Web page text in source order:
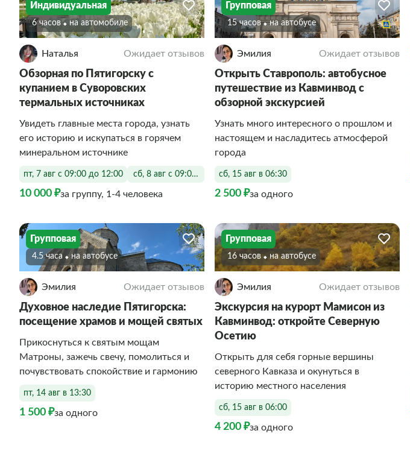
Индивидуальная
6 часов На автомобиле
Наталья Ожидает отзывов
Обзорная по Пятигорску с
купанием в Суворовских
термальных источниках
Увидеть главные места города, узнать
его историю и искупаться в горячем
минеральном источнике
пт, 7 авг с 09:00 до 12:00 сб, 8 авг с 09:00 до 12:00
10 000 ₽за группу, 1-4 человека
Групповая
15 часов На автобусе
Эмилия Ожидает отзывов
Открыть Ставрополь: автобусное
путешествие из Кавминвод с
обзорной экскурсией
Узнать много интересного о прошлом и
настоящем и насладитесь атмосферой
города
сб, 15 авг в 06:30
2 500 ₽за одного
Групповая
4.5 часа На автобусе
Эмилия Ожидает отзывов
Духовное наследие Пятигорска:
посещение храмов и мощей святых
Прикоснуться к святым мощам
Матроны, зажечь свечу, помолиться и
почувствовать спокойствие и гармонию
пт, 14 авг в 13:30
1 500 ₽за одного
Групповая
16 часов На автобусе
Эмилия Ожидает отзывов
Экскурсия на курорт Мамисон из
Кавминвод: откройте Северную
Осетию
Открыть для себя горные вершины
северного Кавказа и окунуться в
историю местного населения
сб, 15 авг в 06:00
4 200 ₽за одного